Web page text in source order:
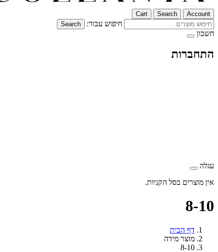
Account
Search
Cart
חיפוש עבור: Search
חשבון
התחברות
עגלה
אין מוצרים בסל הקניות.
8-10
דף הבית
מוצר מידה
8-10